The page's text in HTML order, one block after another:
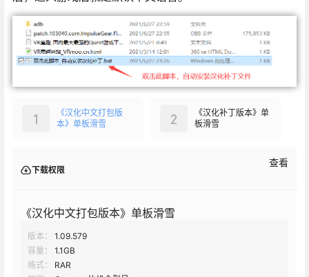
《汉化中文打包版
本》单板滑雪
1
《汉化补丁版本》单
板滑雪
2
下载权限
查看
《汉化中文打包版本》单板滑雪
版本：
1.09.579
容量：
1.1GB
格式：
RAR